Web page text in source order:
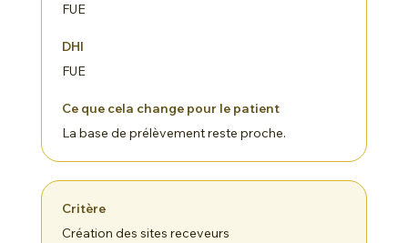
FUE
FUE
La base de prélèvement reste proche.
Création des sites receveurs